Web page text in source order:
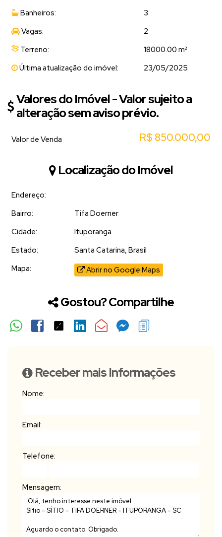
Banheiros:
3
Vagas:
2
Terreno:
18000.00 m²
Última atualização do imóvel:
23/05/2025
Valores do Imóvel - Valor sujeito a
alteração sem aviso prévio.
R$ 850.000,00
Valor de Venda
Localização do Imóvel
Endereço:
Bairro:
Tifa Doerner
Cidade:
Ituporanga
Estado:
Santa Catarina, Brasil
Mapa:
Abrir no Google Maps
Gostou? Compartilhe
Receber mais Informações
Nome:
Email:
Telefone:
Mensagem: